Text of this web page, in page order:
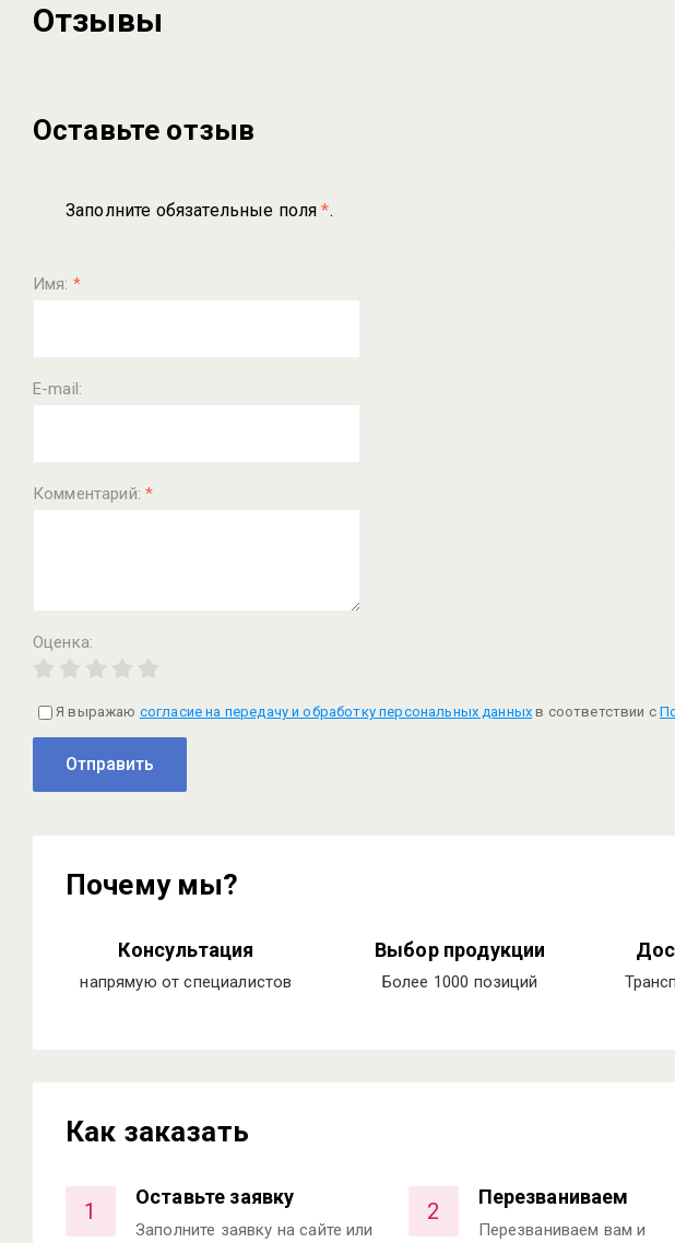
Отзывы
Оставьте отзыв
Заполните обязательные поля*.
Имя: *
E-mail:
Комментарий:*
Оценка:
Я выражаю согласие на передачу и обработку персональных данных в соответствии с
Отправить
Почему мы?
Консультация
напрямую от специалистов
Выбор продукции
Более 1000 позиций
Как заказать
1
Оставьте заявку
Заполните заявку на сайте или
2
Перезваниваем
Перезваниваем вам и